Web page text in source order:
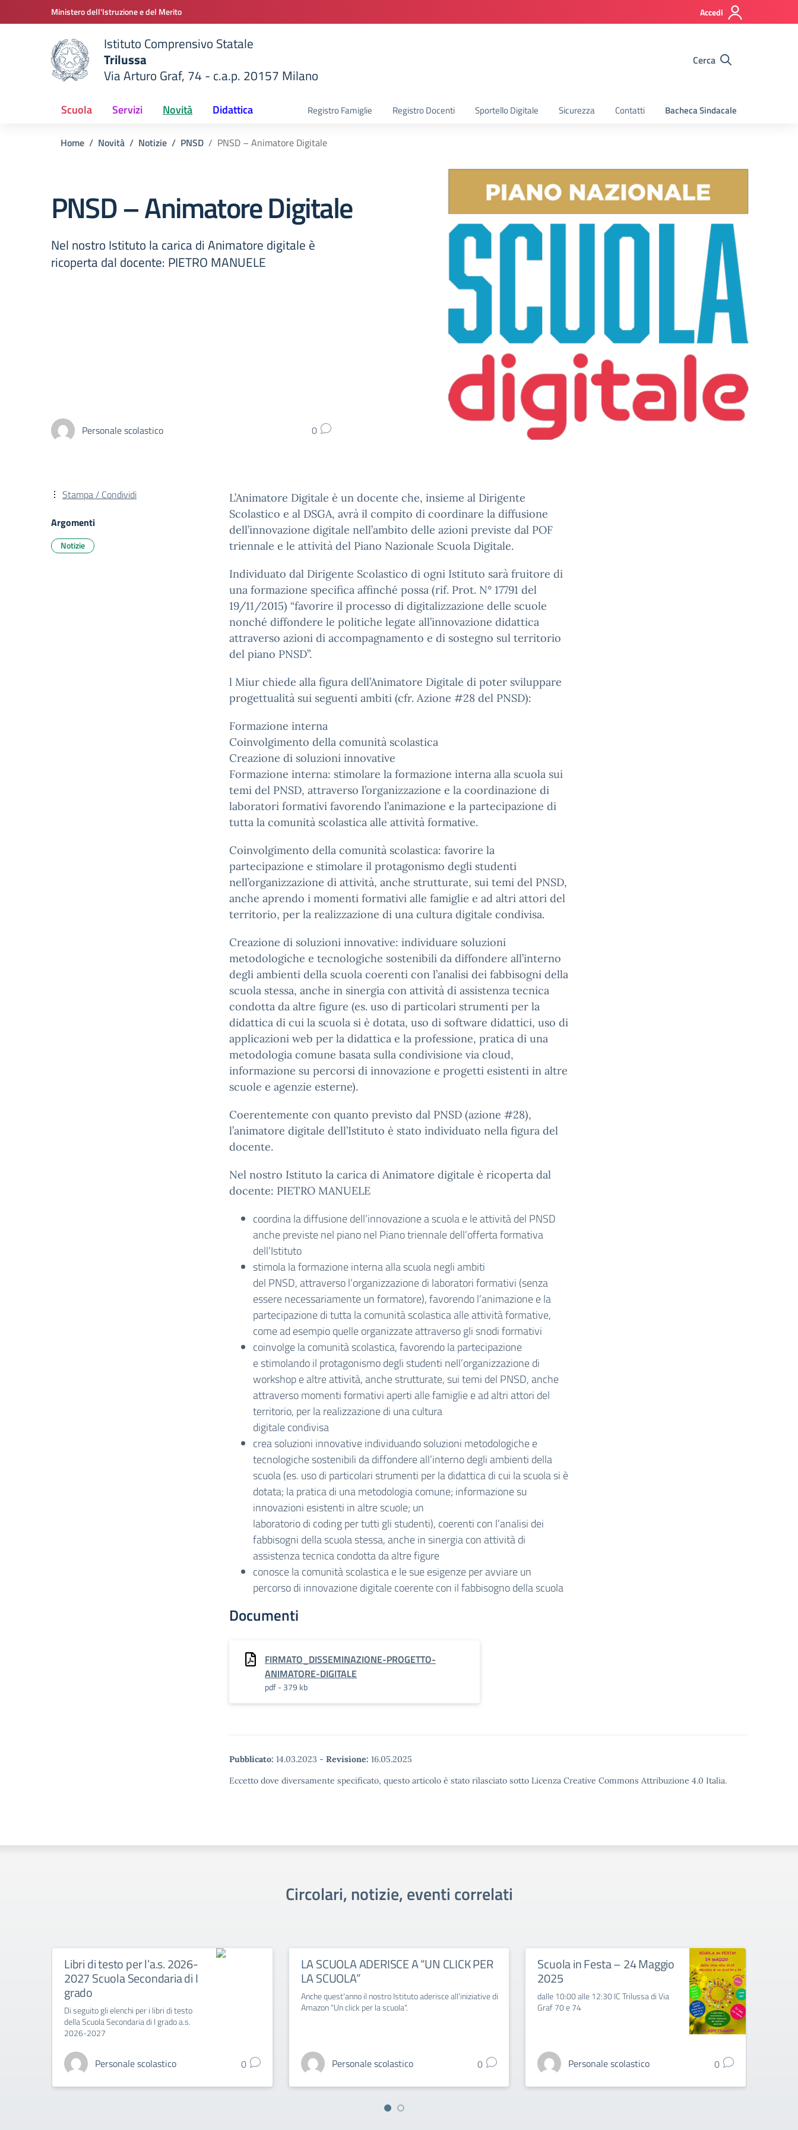
Vai ai contenuti
Vai al menu di navigazioneMinistero dell'Istruzione e del Merito Accedi
scuola
Istituto Comprensivo Statale
Trilussa
Via Arturo Graf, 74 - c.a.p. 20157 Milano
Cerca
Scuola Servizi Novità Didattica Registro Famiglie Registro Docenti Sportello Digitale Sicurezza Contatti Bacheca Sindacale
Home Novità Notizie PNSD PNSD – Animatore Digitale
PNSD – Animatore Digitale
Nel nostro Istituto la carica di Animatore digitale è
ricoperta dal docente: PIETRO MANUELE
Personale scolastico 0
L’Animatore Digitale è un docente che, insieme al Dirigente
Scolastico e al DSGA, avrà il compito di coordinare la diffusione
dell’innovazione digitale nell’ambito delle azioni previste dal POF
triennale e le attività del Piano Nazionale Scuola Digitale.
Individuato dal Dirigente Scolastico di ogni Istituto sarà fruitore di
una formazione specifica affinché possa (rif. Prot. N° 17791 del
19/11/2015) “favorire il processo di digitalizzazione delle scuole
nonché diffondere le politiche legate all’innovazione didattica
attraverso azioni di accompagnamento e di sostegno sul territorio
del piano PNSD”.
l Miur chiede alla figura dell’Animatore Digitale di poter sviluppare
progettualità sui seguenti ambiti (cfr. Azione #28 del PNSD):
Formazione interna
Coinvolgimento della comunità scolastica
Creazione di soluzioni innovative
Formazione interna: stimolare la formazione interna alla scuola sui
temi del PNSD, attraverso l’organizzazione e la coordinazione di
laboratori formativi favorendo l’animazione e la partecipazione di
tutta la comunità scolastica alle attività formative.
Coinvolgimento della comunità scolastica: favorire la
partecipazione e stimolare il protagonismo degli studenti
nell’organizzazione di attività, anche strutturate, sui temi del PNSD,
anche aprendo i momenti formativi alle famiglie e ad altri attori del
territorio, per la realizzazione di una cultura digitale condivisa.
Creazione di soluzioni innovative: individuare soluzioni
metodologiche e tecnologiche sostenibili da diffondere all’interno
degli ambienti della scuola coerenti con l’analisi dei fabbisogni della
scuola stessa, anche in sinergia con attività di assistenza tecnica
condotta da altre figure (es. uso di particolari strumenti per la
didattica di cui la scuola si è dotata, uso di software didattici, uso di
applicazioni web per la didattica e la professione, pratica di una
metodologia comune basata sulla condivisione via cloud,
informazione su percorsi di innovazione e progetti esistenti in altre
scuole e agenzie esterne).
Coerentemente con quanto previsto dal PNSD (azione #28),
l’animatore digitale dell’Istituto è stato individuato nella figura del
docente.
Nel nostro Istituto la carica di Animatore digitale è ricoperta dal
docente: PIETRO MANUELE
coordina la diffusione dell’innovazione a scuola e le attività del PNSD
anche previste nel piano nel Piano triennale dell’offerta formativa
dell’Istituto
stimola la formazione interna alla scuola negli ambiti
del PNSD, attraverso l’organizzazione di laboratori formativi (senza
essere necessariamente un formatore), favorendo l’animazione e la
partecipazione di tutta la comunità scolastica alle attività formative,
come ad esempio quelle organizzate attraverso gli snodi formativi
coinvolge la comunità scolastica, favorendo la partecipazione
e stimolando il protagonismo degli studenti nell’organizzazione di
workshop e altre attività, anche strutturate, sui temi del PNSD, anche
attraverso momenti formativi aperti alle famiglie e ad altri attori del
territorio, per la realizzazione di una cultura
digitale condivisa
crea soluzioni innovative individuando soluzioni metodologiche e
tecnologiche sostenibili da diffondere all’interno degli ambienti della
scuola (es. uso di particolari strumenti per la didattica di cui la scuola si è
dotata; la pratica di una metodologia comune; informazione su
innovazioni esistenti in altre scuole; un
laboratorio di coding per tutti gli studenti), coerenti con l’analisi dei
fabbisogni della scuola stessa, anche in sinergia con attività di
assistenza tecnica condotta da altre figure
conosce la comunità scolastica e le sue esigenze per avviare un
percorso di innovazione digitale coerente con il fabbisogno della scuola
Documenti
FIRMATO_DISSEMINAZIONE-PROGETTO-
ANIMATORE-DIGITALE
pdf - 379 kb
Pubblicato: 14.03.2023 - Revisione: 16.05.2025
Eccetto dove diversamente specificato, questo articolo è stato rilasciato sotto Licenza Creative Commons Attribuzione 4.0 Italia.
Stampa / Condividi
Argomenti
Notizie
Circolari, notizie, eventi correlati
Libri di testo per l’a.s. 2026-
2027 Scuola Secondaria di I
grado
Di seguito gli elenchi per i libri di testo
della Scuola Secondaria di I grado a.s.
2026-2027
Personale scolastico 0
LA SCUOLA ADERISCE A “UN CLICK PER
LA SCUOLA”
Anche quest'anno il nostro Istituto aderisce all'iniziative di
Amazon "Un click per la scuola".
Personale scolastico 0
Scuola in Festa – 24 Maggio
2025
dalle 10:00 alle 12:30 IC Trilussa di Via
Graf 70 e 74
Personale scolastico 0